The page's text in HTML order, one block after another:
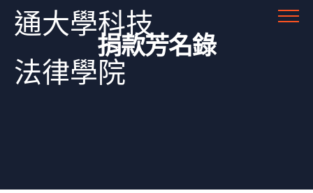
通大學科技
法律學院
捐款芳名錄